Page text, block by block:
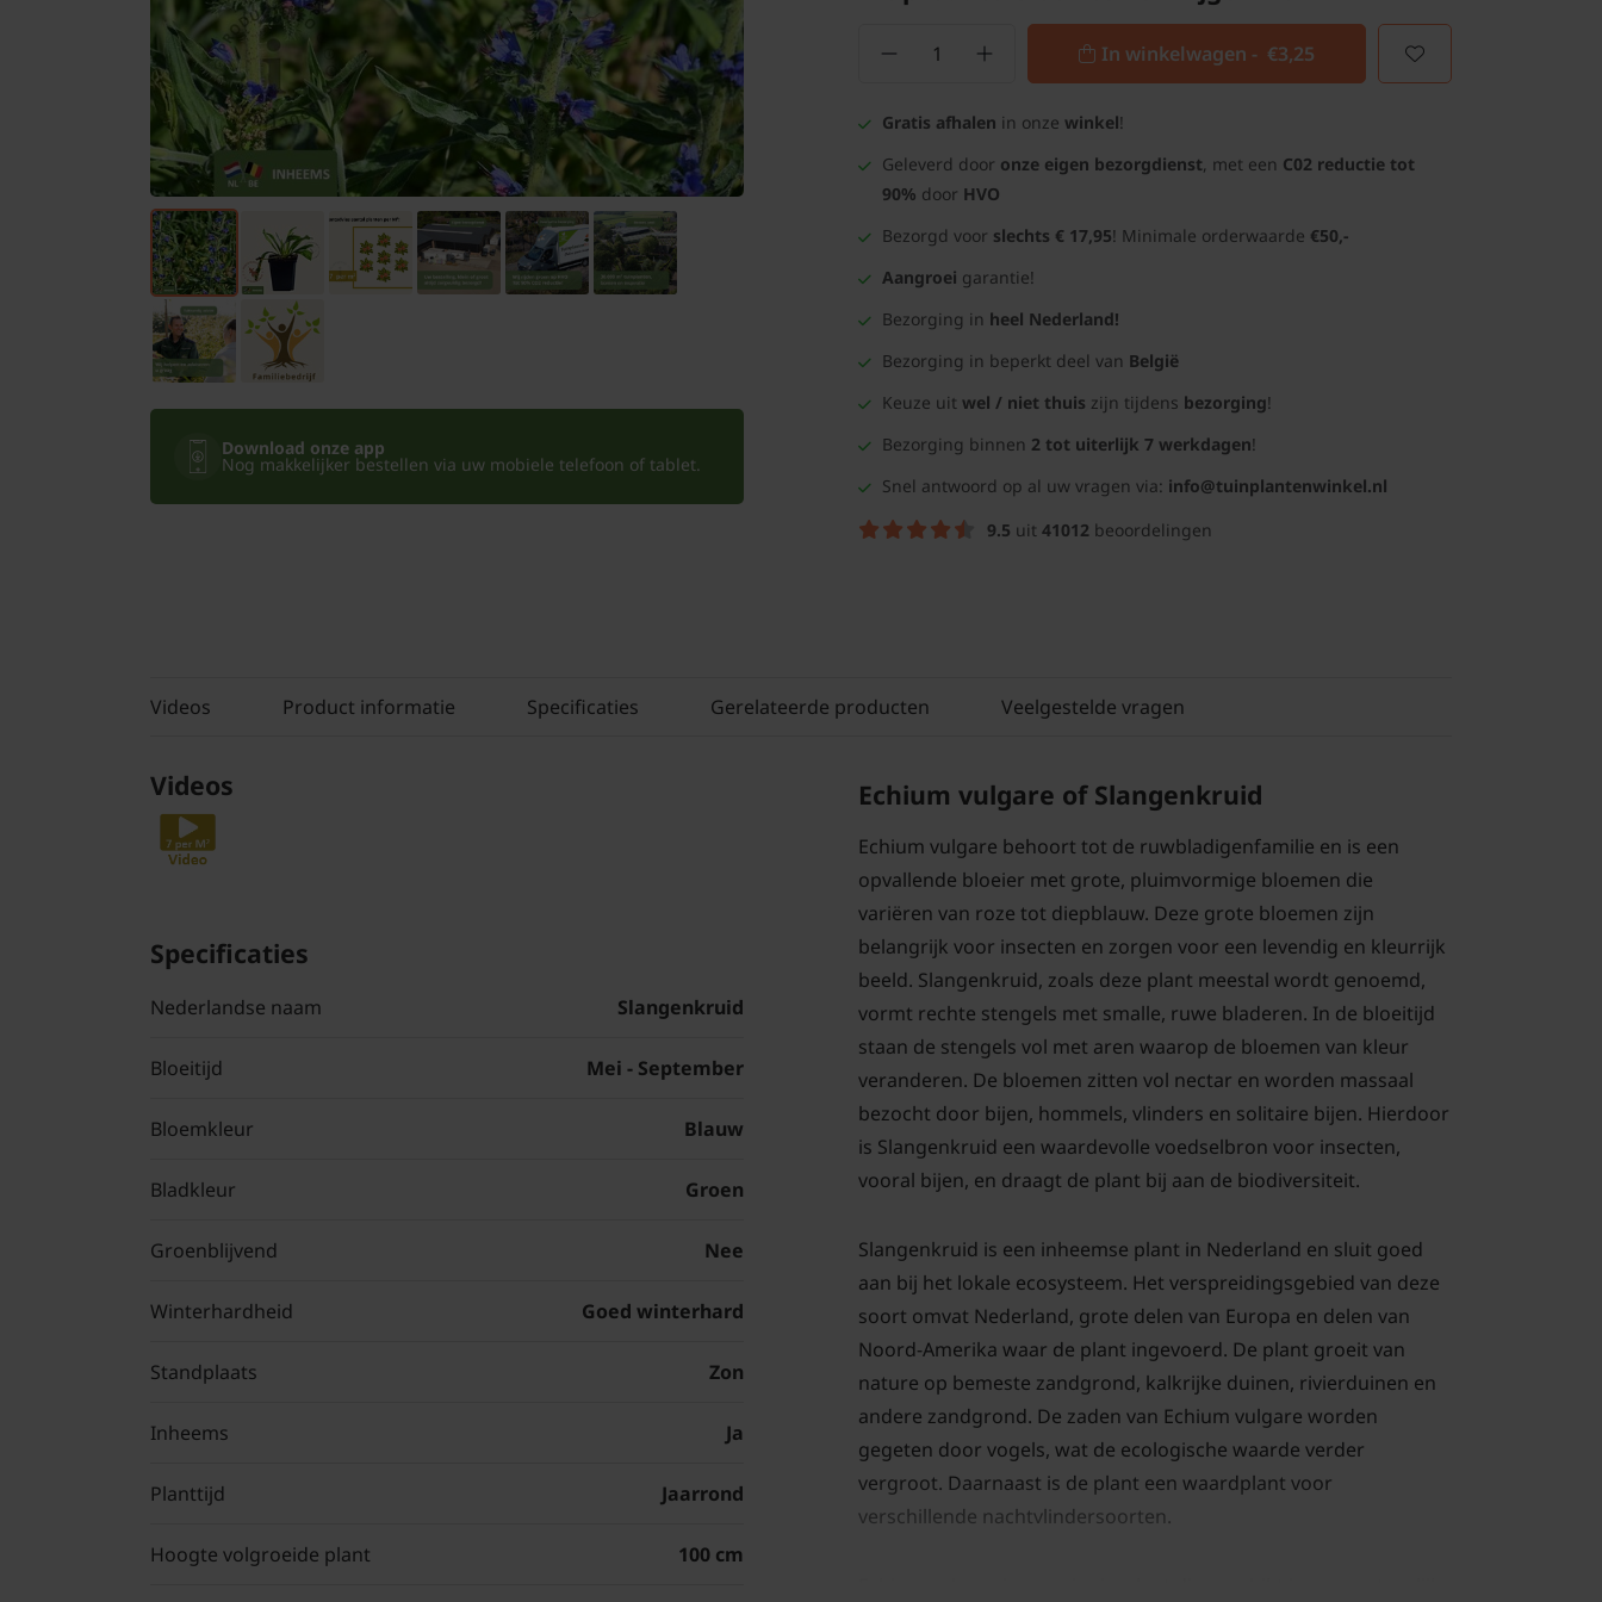
Bomen
Leibomen
Bloembollen
Tuinbenodigdheden
Kamerplanten
Bloempotten
Download onze app
Nog makkelijker bestellen via uw mobiele telefoon of tablet.
In winkelwagen - €3,25
Gratis afhalen in onze winkel!
Geleverd door onze eigen bezorgdienst, met een C02 reductie tot
90% door HVO
Bezorgd voor slechts € 17,95! Minimale orderwaarde €50,-
Aangroei garantie!
Bezorging in heel Nederland!
Bezorging in beperkt deel van België
Keuze uit wel / niet thuis zijn tijdens bezorging!
Bezorging binnen 2 tot uiterlijk 7 werkdagen!
Snel antwoord op al uw vragen via: info@tuinplantenwinkel.nl
9.5 uit 41012 beoordelingen
Videos Product informatie Specificaties Gerelateerde producten Veelgestelde vragen
Videos
Specificaties
Nederlandse naam Slangenkruid
Bloeitijd Mei - September
Bloemkleur Blauw
Bladkleur Groen
Groenblijvend Nee
Winterhardheid Goed winterhard
Standplaats Zon
Inheems Ja
Planttijd Jaarrond
Hoogte volgroeide plant 100 cm
Echium vulgare of Slangenkruid
Echium vulgare behoort tot de ruwbladigenfamilie en is een
opvallende bloeier met grote, pluimvormige bloemen die
variëren van roze tot diepblauw. Deze grote bloemen zijn
belangrijk voor insecten en zorgen voor een levendig en kleurrijk
beeld. Slangenkruid, zoals deze plant meestal wordt genoemd,
vormt rechte stengels met smalle, ruwe bladeren. In de bloeitijd
staan de stengels vol met aren waarop de bloemen van kleur
veranderen. De bloemen zitten vol nectar en worden massaal
bezocht door bijen, hommels, vlinders en solitaire bijen. Hierdoor
is Slangenkruid een waardevolle voedselbron voor insecten,
vooral bijen, en draagt de plant bij aan de biodiversiteit.
Slangenkruid is een inheemse plant in Nederland en sluit goed
aan bij het lokale ecosysteem. Het verspreidingsgebied van deze
soort omvat Nederland, grote delen van Europa en delen van
Noord-Amerika waar de plant ingevoerd. De plant groeit van
nature op bemeste zandgrond, kalkrijke duinen, rivierduinen en
andere zandgrond. De zaden van Echium vulgare worden
gegeten door vogels, wat de ecologische waarde verder
vergroot. Daarnaast is de plant een waardplant voor
verschillende nachtvlindersoorten.